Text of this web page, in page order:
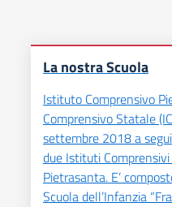
La nostra Scuola
Istituto Comprensivo
Comprensivo Statale
settembre 2018 a
due Istituti
Pietrasanta. E’
Scuola dell’Infanzia